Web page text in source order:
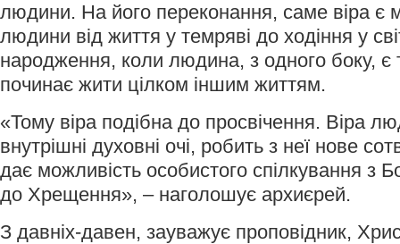
людини. На його переконання, саме віра є
людини від життя у темряві до ходіння у
народження, коли людина, з одного боку, є
починає жити цілком іншим життям.
«Тому віра подібна до просвічення. Віра
внутрішні духовні очі, робить з неї нове
дає можливість особистого спілкування з
до Хрещення», – наголошує архиєрей.
З давніх-давен, зауважує проповідник,